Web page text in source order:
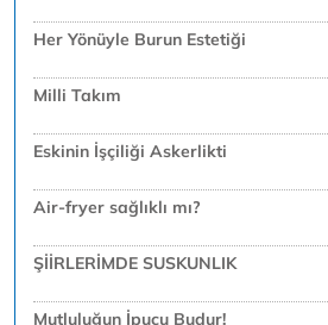
Her Yönüyle Burun Estetiği
Milli Takım
Eskinin İşçiliği Askerlikti
Air-fryer sağlıklı mı?
ŞİİRLERİMDE SUSKUNLIK
Mutluluğun İpucu Budur!